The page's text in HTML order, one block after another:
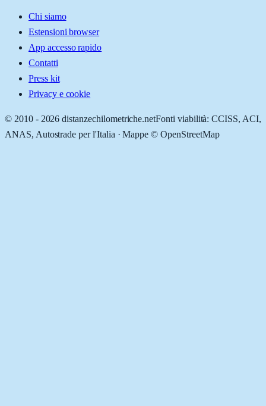
Chi siamo
Estensioni browser
App accesso rapido
Contatti
Press kit
Privacy e cookie
© 2010 - 2026 distanzechilometriche.netFonti viabilità: CCISS, ACI,
ANAS, Autostrade per l'Italia · Mappe © OpenStreetMap